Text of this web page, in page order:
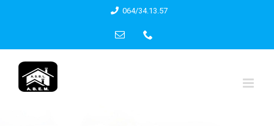
content
064/34.13.57
Email